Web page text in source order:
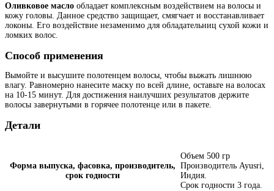
Оливковое масло обладает комплексным воздействием на волосы и
кожу головы. Данное средство защищает, смягчает и восстанавливает
локоны. Его воздействие незаменимо для обладательниц сухой кожи и
ломких волос.
Способ применения
Вымойте и высушите полотенцем волосы, чтобы выжать лишнюю
влагу. Равномерно нанесите маску по всей длине, оставьте на волосах
на 10-15 минут. Для достижения наилучших результатов держите
волосы завернутыми в горячее полотенце или в пакете.
Детали
Форма выпуска, фасовка, производитель,
срок годности
Объем 500 гр
Производитель Ayusri,
Индия.
Срок годности 3 года.